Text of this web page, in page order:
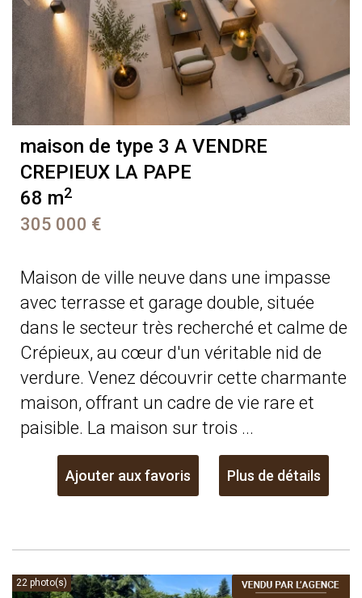
maison de type 3 A VENDRE
CREPIEUX LA PAPE
68 m2
305 000 €
Maison de ville neuve dans une impasse
avec terrasse et garage double, située
dans le secteur très recherché et calme de
Crépieux, au cœur d'un véritable nid de
verdure. Venez découvrir cette charmante
maison, offrant un cadre de vie rare et
paisible. La maison sur trois ...
Ajouter aux favoris Plus de détails
22 photo(s)